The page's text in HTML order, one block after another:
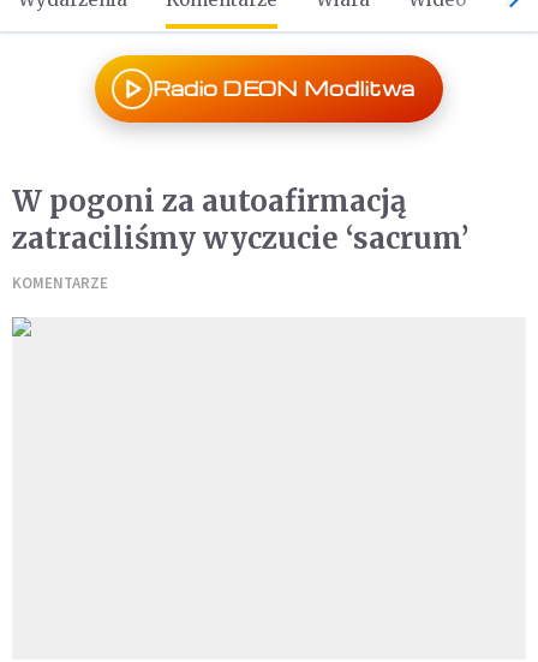
Radio DEON Modlitwa
W pogoni za autoafirmacją
zatraciliśmy wyczucie ‘sacrum’
KOMENTARZE